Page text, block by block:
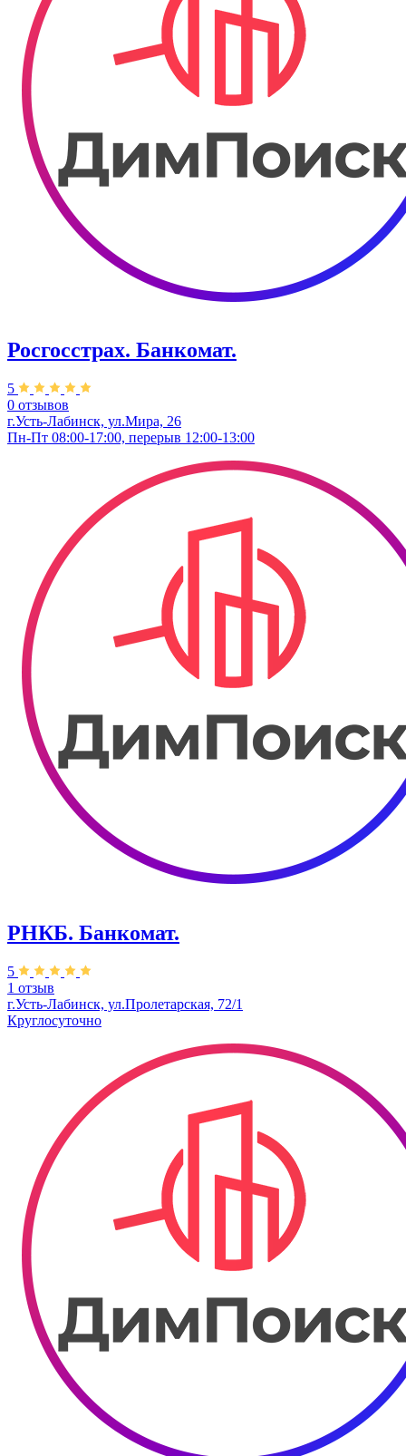
Росгосстрах. Банкомат.
5
0 отзывов
г.Усть-Лабинск, ул.​Мира, 26​
Пн-Пт 08:00-17:00, перерыв 12:00-13:00
РНКБ. Банкомат.
5
1 отзыв
г.Усть-Лабинск, ул.​​Пролетарская, 72/1
Круглосуточно